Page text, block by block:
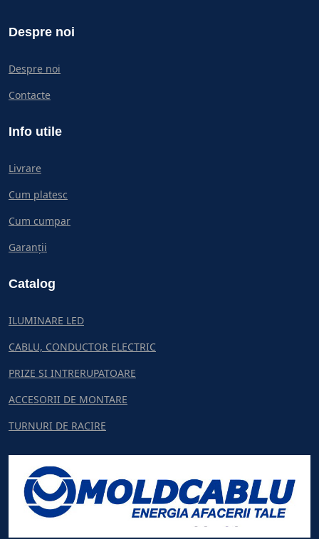
Despre noi
Despre noi
Contacte
Info utile
Livrare
Cum platesc
Cum cumpar
Garanții
Catalog
ILUMINARE LED
CABLU, CONDUCTOR ELECTRIC
PRIZE SI INTRERUPATOARE
ACCESORII DE MONTARE
TURNURI DE RACIRE